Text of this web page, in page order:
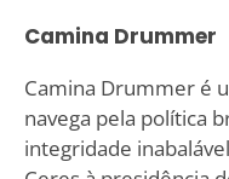
Camina Drummer
Camina Drummer é
navega pela política
integridade